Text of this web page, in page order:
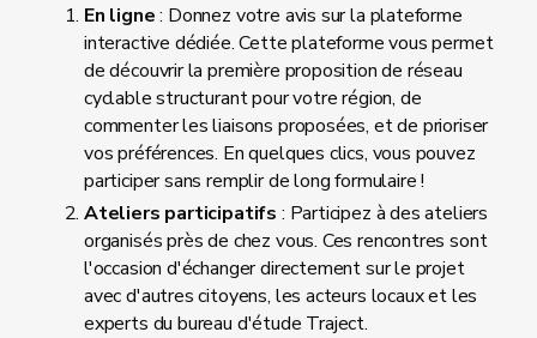
En ligne: Donnez votre avis sur la plateforme
interactive dédiée. Cette plateforme vous permet
de découvrir la première proposition de réseau
cyclable structurant pour votre région, de
commenter les liaisons proposées, et de prioriser
vos préférences. En quelques clics, vous pouvez
participer sans remplir de long formulaire !
Ateliers participatifs : Participez à des ateliers
organisés près de chez vous. Ces rencontres sont
l'occasion d'échanger directement sur le projet
avec d'autres citoyens, les acteurs locaux et les
experts du bureau d'étude Traject.